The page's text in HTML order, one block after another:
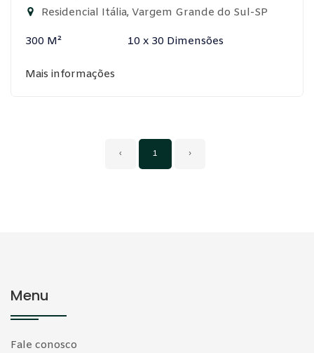
Residencial Itália, Vargem Grande do Sul-SP
300 M² 10 x 30 Dimensões
Mais informações
‹ 1 ›
Menu
Fale conosco